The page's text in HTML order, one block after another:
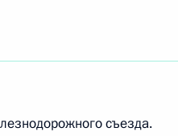
съезда.